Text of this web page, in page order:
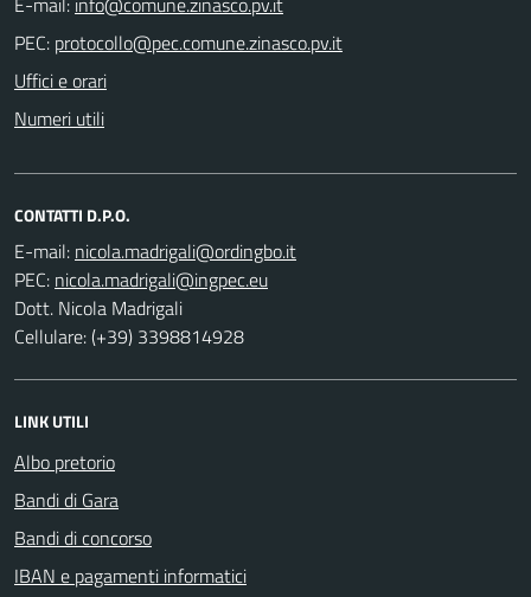
PEC:
Uffici e orari
Numeri utili
CONTATTI D.P.O.
E-mail:
PEC:
Dott. Nicola Madrigali
Cellulare: (+39) 3398814928
LINK UTILI
Albo pretorio
Bandi di Gara
Bandi di concorso
IBAN e pagamenti informatici